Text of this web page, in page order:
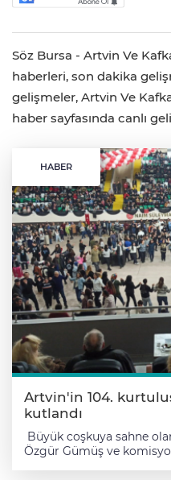
Söz Bursa - Artvin Ve
haberleri, son dakika
gelişmeler, Artvin Ve
haber sayfasında canlı
HABER
Artvin'in 104.
kutlandı
Büyük coşkuya sahne
Özgür Gümüş ve